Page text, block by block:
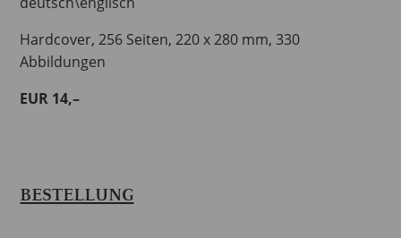
Hardcover, 256 Seiten, 220 x 280 mm, 330
Abbildungen
EUR 14,–
BESTELLUNG